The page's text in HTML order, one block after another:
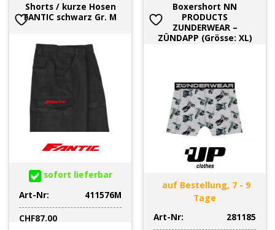
Shorts / kurze Hosen
FANTIC schwarz Gr. M
sofort lieferbar
Art-Nr:
411576M
CHF87.00
Boxershort NN
PRODUCTS
ZUNDERWEAR –
ZÜNDAPP (Grösse: XL)
auf Bestellung, 7 - 9
Tage
Art-Nr:
281185